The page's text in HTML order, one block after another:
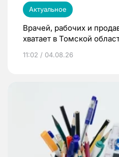
Актуальное
Врачей, рабочих и
хватает в Томской
11:02 / 04.08.26